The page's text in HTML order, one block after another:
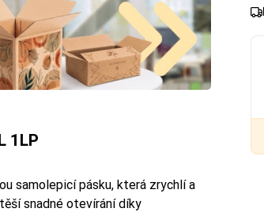
1LP
samolepicí pásku, která zrychlí a
snadné otevírání díky